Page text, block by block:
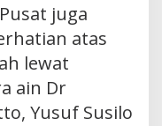
juga
atas
lewat
ain Dr
Yusuf Susilo